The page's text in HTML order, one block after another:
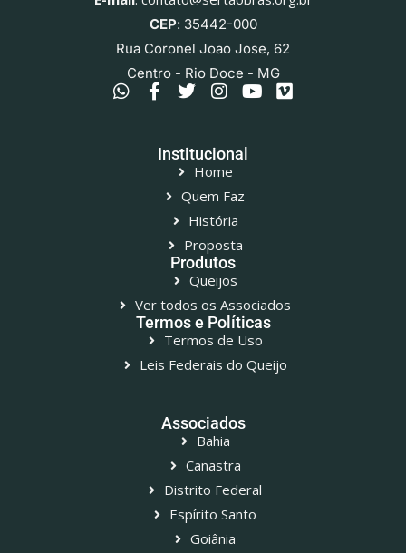
CEP: 35442-000
Rua Coronel Joao Jose, 62
Centro - Rio Doce - MG
Institucional
Home
Quem Faz
História
Proposta
Produtos
Queijos
Ver todos os Associados
Termos e Políticas
Termos de Uso
Leis Federais do Queijo
Associados
Bahia
Canastra
Distrito Federal
Espírito Santo
Goiânia